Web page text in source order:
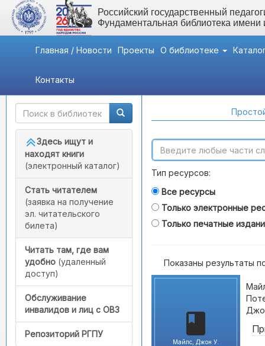
Российский государственный
Фундаментальная библиотека
Главная / Новости Проекты О библиотеке
Контакты
Быстрый доступ
Здесь ищут и
находят книги
(электронный каталог)
Стать читателем
(заявка на получение
эл. читательского
билета)
Читать там, где вам
удобно (удаленный
доступ)
Обслуживание
инвалидов и лиц с ОВЗ
Репозиторий РГПУ
Тип ресурсов:
Все ресурсы
Только электронные
Только печатные
Показаны результаты
Майлс, Джон У.